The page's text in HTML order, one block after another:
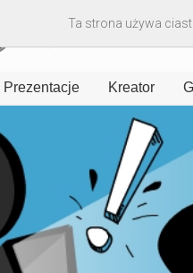
Prezentacje Kreator
Ta strona używa